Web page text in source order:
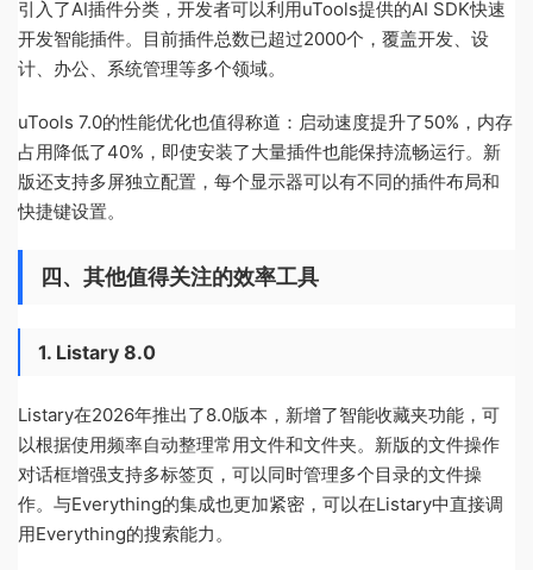
引入了AI插件分类，开发者可以利用uTools提供的AI SDK快速
开发智能插件。目前插件总数已超过2000个，覆盖开发、设
计、办公、系统管理等多个领域。
uTools 7.0的性能优化也值得称道：启动速度提升了50%，内存
占用降低了40%，即使安装了大量插件也能保持流畅运行。新
版还支持多屏独立配置，每个显示器可以有不同的插件布局和
快捷键设置。
四、其他值得关注的效率工具
1. Listary 8.0
Listary在2026年推出了8.0版本，新增了智能收藏夹功能，可
以根据使用频率自动整理常用文件和文件夹。新版的文件操作
对话框增强支持多标签页，可以同时管理多个目录的文件操
作。与Everything的集成也更加紧密，可以在Listary中直接调
用Everything的搜索能力。